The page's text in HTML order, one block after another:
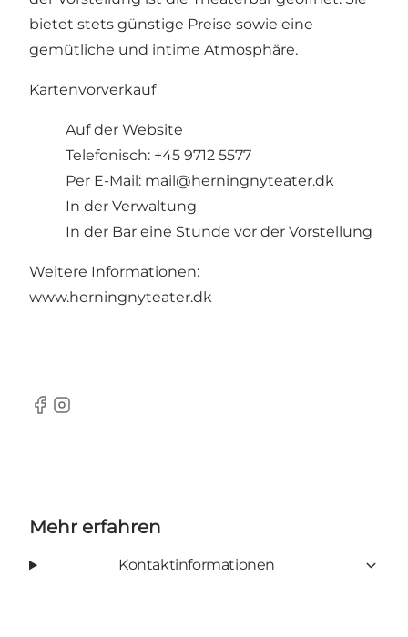
bietet stets günstige Preise sowie eine
gemütliche und intime Atmosphäre.
Kartenvorverkauf
Auf der Website
Telefonisch: +45 9712 5577
Per E-Mail: mail@herningnyteater.dk
In der Verwaltung
In der Bar eine Stunde vor der Vorstellung
Weitere Informationen:
www.herningnyteater.dk
Facebook
Instagram
Mehr erfahren
Kontaktinformationen